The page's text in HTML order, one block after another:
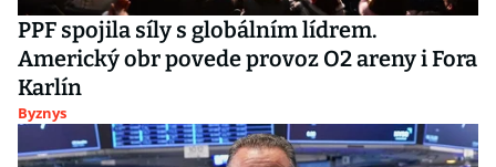
PPF spojila síly s globálním lídrem.
Americký obr povede provoz O2 areny i Fora
Karlín
Byznys